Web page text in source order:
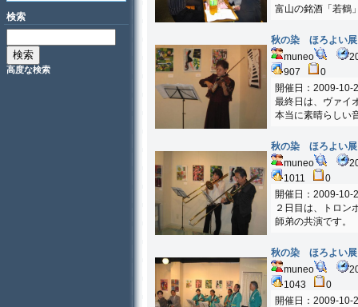
検索
高度な検索
富山の銘酒「若鶴
秋の染 ほろよい展
muneo
907
0
開催日：2009-10-
最終日は、ヴァイ
本当に素晴らしい
秋の染 ほろよい展
muneo
1011
0
開催日：2009-10-
２日目は、トロン
師弟の共演です。
秋の染 ほろよい展
muneo
1043
0
開催日：2009-10-